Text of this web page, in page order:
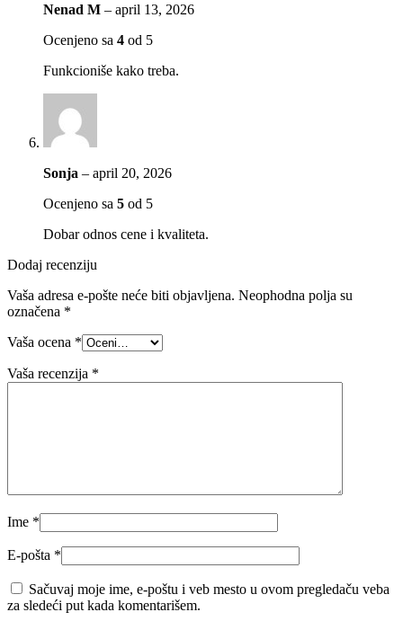
Nenad M – april 13, 2026
Ocenjeno sa 4 od 5
Funkcioniše kako treba.
Sonja – april 20, 2026
Ocenjeno sa 5 od 5
Dobar odnos cene i kvaliteta.
Dodaj recenziju
Vaša adresa e-pošte neće biti objavljena. Neophodna polja su
označena *
Vaša ocena *
Vaša recenzija *
Ime *
E-pošta *
Sačuvaj moje ime, e-poštu i veb mesto u ovom pregledaču veba
za sledeći put kada komentarišem.